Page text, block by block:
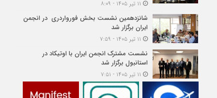
شانزدهمین نشست بخش فورواردری در انجمن
ایران برگزار شد
نشست مشترک انجمن ایران با اوتیکاد در
استانبول برگزار شد